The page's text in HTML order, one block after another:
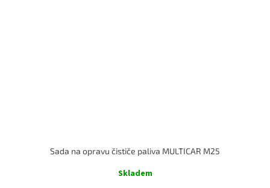
Sada na opravu čističe paliva MULTICAR M25
Skladem